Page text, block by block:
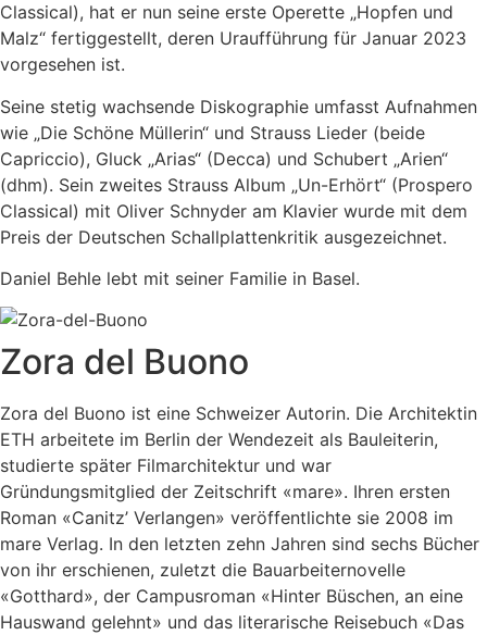
Classical), hat er nun seine erste Operette „Hopfen und
Malz“ fertiggestellt, deren Uraufführung für Januar 2023
vorgesehen ist.
Seine stetig wachsende Diskographie umfasst Aufnahmen
wie „Die Schöne Müllerin“ und Strauss Lieder (beide
Capriccio), Gluck „Arias“ (Decca) und Schubert „Arien“
(dhm). Sein zweites Strauss Album „Un-Erhört“ (Prospero
Classical) mit Oliver Schnyder am Klavier wurde mit dem
Preis der Deutschen Schallplattenkritik ausgezeichnet.
Daniel Behle lebt mit seiner Familie in Basel.
Zora del Buono
Zora del Buono ist eine Schweizer Autorin. Die Architektin
ETH arbeitete im Berlin der Wendezeit als Bauleiterin,
studierte später Filmarchitektur und war
Gründungsmitglied der Zeitschrift «mare». Ihren ersten
Roman «Canitz’ Verlangen» veröffentlichte sie 2008 im
mare Verlag. In den letzten zehn Jahren sind sechs Bücher
von ihr erschienen, zuletzt die Bauarbeiternovelle
«Gotthard», der Campusroman «Hinter Büschen, an eine
Hauswand gelehnt» und das literarische Reisebuch «Das